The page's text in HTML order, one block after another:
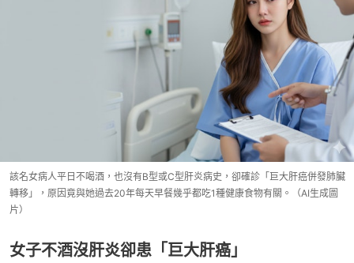
該名女病人平日不喝酒，也沒有B型或C型肝炎病史，卻確診「巨大肝癌併發肺臟
轉移」，原因竟與她過去20年每天早餐幾乎都吃1種健康食物有關。（AI生成圖
片）
女子不酒沒肝炎卻患「巨大肝癌」